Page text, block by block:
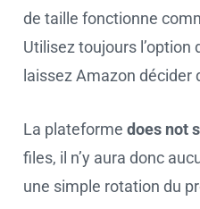
de taille fonctionne
Utilisez toujours
laissez Amazon décider
La plateforme does not
files, il n’y aura donc
une simple rotation du